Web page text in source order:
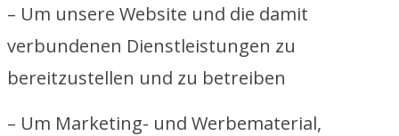
– Um unsere Website und die damit
verbundenen Dienstleistungen zu
bereitzustellen und zu betreiben
– Um Marketing- und Werbematerial,